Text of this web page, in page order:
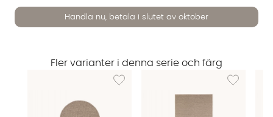
Handla nu, betala i slutet av oktober
Fler varianter i denna serie och färg
Lägg till i önskelista: DIANA Ullmatta 160
Lägg till i
sparas i upp till 24 timmar för att kunna hjälpa dig. Vi delar
inte dina uppgifter med tredje part. Läs mer i vår
integritetspolicy.
Jag godkänner att konversationen sparas